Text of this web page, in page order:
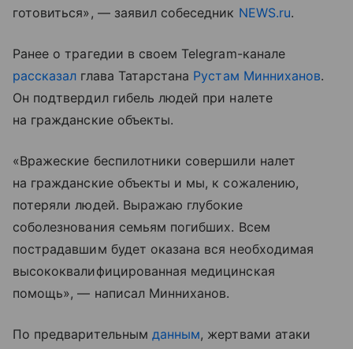
готовиться», — заявил собеседник NEWS.ru.
Ранее о трагедии в своем Telegram-канале
рассказал глава Татарстана Рустам Минниханов.
Он подтвердил гибель людей при налете
на гражданские объекты.
«Вражеские беспилотники совершили налет
на гражданские объекты и мы, к сожалению,
потеряли людей. Выражаю глубокие
соболезнования семьям погибших. Всем
пострадавшим будет оказана вся необходимая
высококвалифицированная медицинская
помощь», — написал Минниханов.
По предварительным данным, жертвами атаки